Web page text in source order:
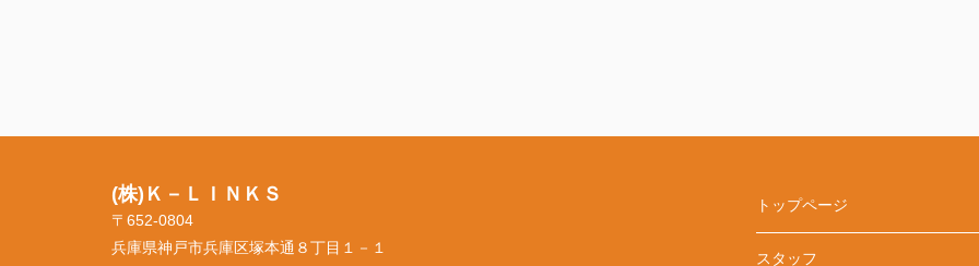
(株)Ｋ－ＬＩＮＫＳ
〒652-0804
兵庫県神戸市兵庫区塚本通８丁目１－１
トップページ
スタッフ